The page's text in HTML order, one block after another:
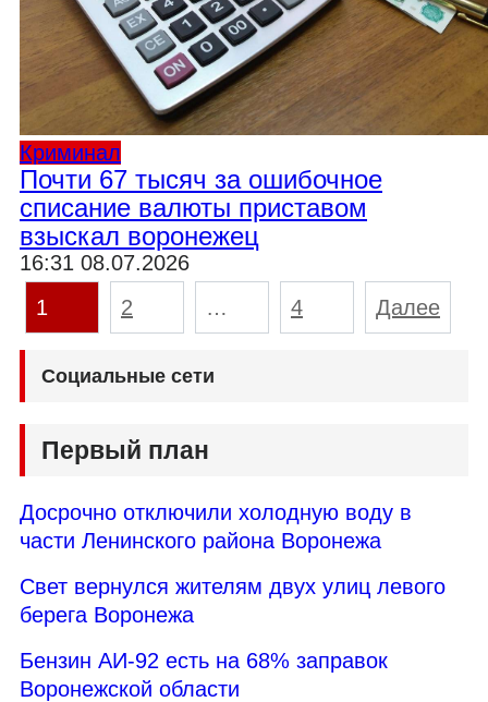
Криминал
Почти 67 тысяч за ошибочное
списание валюты приставом
взыскал воронежец
16:31 08.07.2026
Пагинация
записей
1 2 … 4 Далее
Социальные сети
Первый план
Досрочно отключили холодную воду в
части Ленинского района Воронежа
Свет вернулся жителям двух улиц левого
берега Воронежа
Бензин АИ-92 есть на 68% заправок
Воронежской области